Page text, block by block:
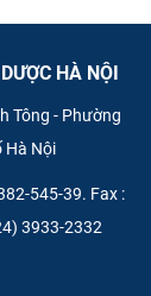
HÀ NỘI
Tông - Phường
Hà Nội
545-39. Fax :
3933-2332